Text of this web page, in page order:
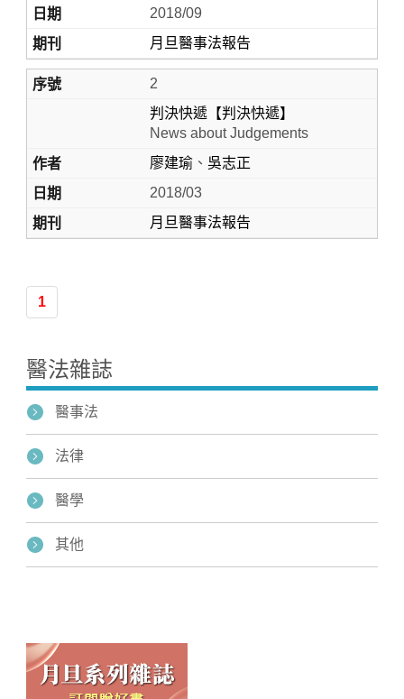
2018/09
月旦醫事法報告
2
判決快遞【判決快遞】
News about Judgements
廖建瑜、 吳志正
2018/03
月旦醫事法報告
1
醫法雜誌
醫事法
法律
醫學
其他